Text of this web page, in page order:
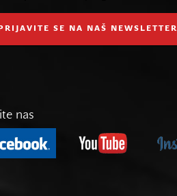
PRIJAVITE SE NA NAŠ NEWSLETTER
nas